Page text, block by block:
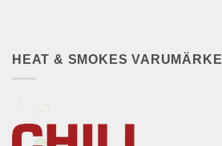
HEAT & SMOKES VARUMÄRKE